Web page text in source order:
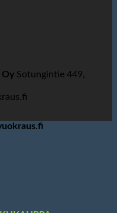
Oy Sotungintie 449,